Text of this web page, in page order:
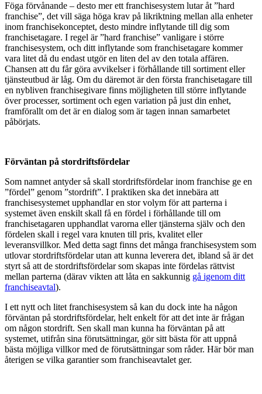
Föga förvånande – desto mer ett franchisesystem lutar åt ”hard
franchise”, det vill säga höga krav på likriktning mellan alla enheter
inom franchisekonceptet, desto mindre inflytande till dig som
franchisetagare. I regel är ”hard franchise” vanligare i större
franchisesystem, och ditt inflytande som franchisetagare kommer
vara litet då du endast utgör en liten del av den totala affären.
Chansen att du får göra avvikelser i förhållande till sortiment eller
tjänsteutbud är låg. Om du däremot är den första franchisetagare till
en nybliven franchisegivare finns möjligheten till större inflytande
över processer, sortiment och egen variation på just din enhet,
framförallt om det är en dialog som är tagen innan samarbetet
påbörjats.
Förväntan på stordriftsfördelar
Som namnet antyder så skall stordriftsfördelar inom franchise ge en
”fördel” genom ”stordrift”. I praktiken ska det innebära att
franchisesystemet upphandlar en stor volym för att parterna i
systemet även enskilt skall få en fördel i förhållande till om
franchisetagaren upphandlat varorna eller tjänsterna själv och den
fördelen skall i regel vara knuten till pris, kvalitet eller
leveransvillkor. Med detta sagt finns det många franchisesystem som
utlovar stordriftsfördelar utan att kunna leverera det, ibland så är det
styrt så att de stordriftsfördelar som skapas inte fördelas rättvist
mellan parterna (därav vikten att låta en sakkunnig gå igenom ditt
franchiseavtal).
I ett nytt och litet franchisesystem så kan du dock inte ha någon
förväntan på stordriftsfördelar, helt enkelt för att det inte är frågan
om någon stordrift. Sen skall man kunna ha förväntan på att
systemet, utifrån sina förutsättningar, gör sitt bästa för att uppnå
bästa möjliga villkor med de förutsättningar som råder. Här bör man
återigen se vilka garantier som franchiseavtalet ger.